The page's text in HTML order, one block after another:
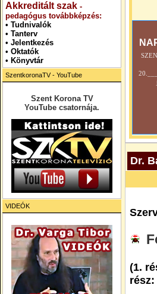
Akkreditált szak -
pedagógus továbbképzés:
• Tudnivalók
• Tanterv
• Jelentkezés
• Oktatók
• Könyvtár
SzentkoronaTV - YouTube
Szent Korona TV
YouTube csatornája.
VIDEÓK
Dr.
(1.
rész: